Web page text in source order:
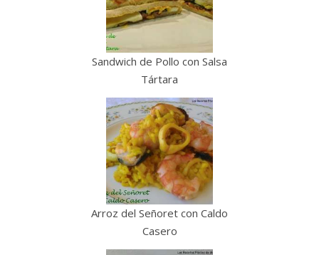
Sandwich de Pollo con Salsa
Tártara
Arroz del Señoret con Caldo
Casero